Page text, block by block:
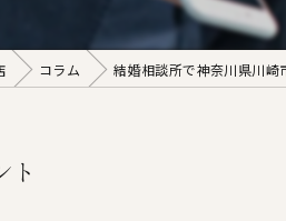
コラム 結婚相談所で神奈川県川崎
ト